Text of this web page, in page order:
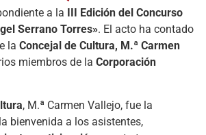
a la
III Edición del Concurso
Serrano Torres». El acto ha contado
la Concejal de Cultura, M.ª Carmen
miembros de la Corporación
, M.ª Carmen Vallejo, fue la
bienvenida a los asistentes,